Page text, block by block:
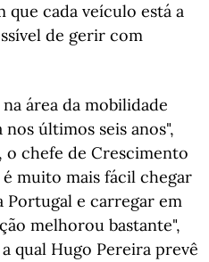
cada veículo está a
de gerir com
área da mobilidade
últimos seis anos",
o chefe de Crescimento
muito mais fácil chegar
Portugal e carregar em
melhorou bastante",
qual Hugo Pereira prevê